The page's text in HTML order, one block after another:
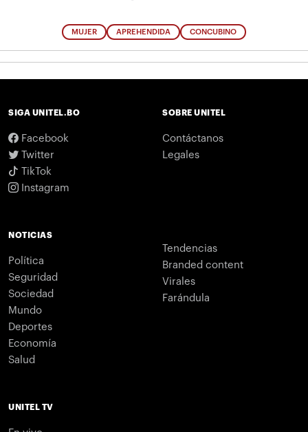
MUJER APREHENDIDA CONCUBINO
SIGA UNITEL.BO
Facebook
Twitter
TikTok
Instagram
SOBRE UNITEL
Contáctanos
Legales
NOTICIAS
Política
Seguridad
Sociedad
Mundo
Deportes
Economía
Salud
Tendencias
Branded content
Virales
Farándula
UNITEL TV